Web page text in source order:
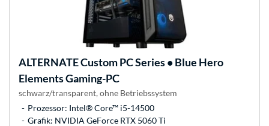
ALTERNATECustom PC Series • Blue Hero
Elements Gaming-PC
schwarz/transparent, ohne Betriebssystem
Prozessor: Intel® Core™ i5-14500
Grafik: NVIDIA GeForce RTX 5060 Ti